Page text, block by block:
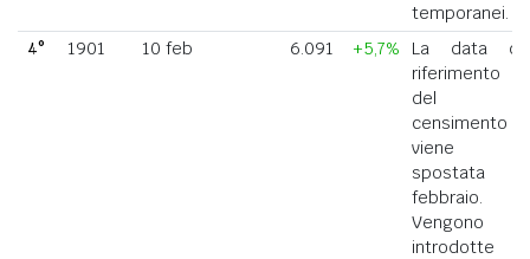
temporanei.
4°
1901 10 feb 6.091 +5,7%
La data di
riferimento
del
censimento
viene
spostata a
febbraio.
Vengono
introdotte